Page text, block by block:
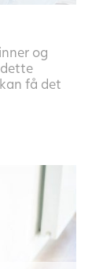
og
få det